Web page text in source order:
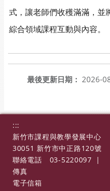
式，讓老師們收穫滿滿，並
綜合領域課程互動與內容。
最後更新日期： 2026-
:::
新竹市課程與教學發展中心
30051 新竹市中正路120號
聯絡電話
03-5220097
|
傳真
電子信箱